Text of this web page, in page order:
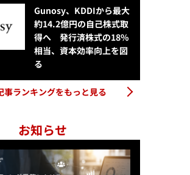
Gunosy、KDDIから最大
約14.2億円の自己株式取
得へ 発行済株式の18%
相当、資本効率向上を図
る
事ランキングをもっと見る
お知らせ